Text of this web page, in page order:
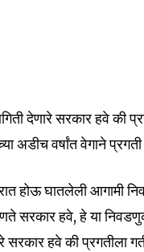
देणारे सरकार हवे की
अडीच वर्षांत वेगाने
होऊ घातलेली आगामी
सरकार हवे, हे या
सरकार हवे की प्रगतीला